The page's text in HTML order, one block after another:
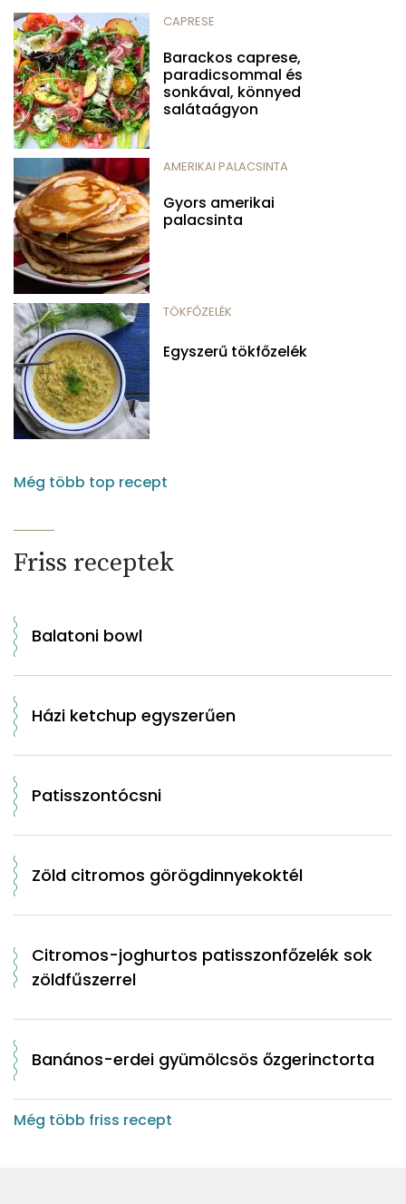
CAPRESE
Barackos caprese,
paradicsommal és
sonkával, könnyed
salátaágyon
AMERIKAI PALACSINTA
Gyors amerikai
palacsinta
TÖKFŐZELÉK
Egyszerű tökfőzelék
Még több top recept
Friss receptek
Balatoni bowl
Házi ketchup egyszerűen
Patisszontócsni
Zöld citromos görögdinnyekoktél
Citromos-joghurtos patisszonfőzelék sok
zöldfűszerrel
Banános-erdei gyümölcsös őzgerinctorta
Még több friss recept